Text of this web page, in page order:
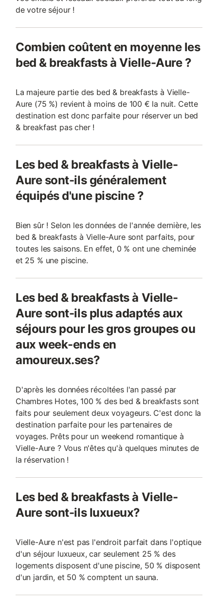
de votre séjour !
Combien coûtent en moyenne les
bed & breakfasts à Vielle-Aure ?
La majeure partie des bed & breakfasts à Vielle-
Aure (75 %) revient à moins de 100 € la nuit. Cette
destination est donc parfaite pour réserver un bed
& breakfast pas cher !
Les bed & breakfasts à Vielle-
Aure sont-ils généralement
équipés d'une piscine ?
Bien sûr ! Selon les données de l'année dernière, les
bed & breakfasts à Vielle-Aure sont parfaits, pour
toutes les saisons. En effet, 0 % ont une cheminée
et 25 % une piscine.
Les bed & breakfasts à Vielle-
Aure sont-ils plus adaptés aux
séjours pour les gros groupes ou
aux week-ends en
amoureux.ses?
D'après les données récoltées l'an passé par
Chambres Hotes, 100 % des bed & breakfasts sont
faits pour seulement deux voyageurs. C'est donc la
destination parfaite pour les partenaires de
voyages. Prêts pour un weekend romantique à
Vielle-Aure ? Vous n'êtes qu'à quelques minutes de
la réservation !
Les bed & breakfasts à Vielle-
Aure sont-ils luxueux?
Vielle-Aure n'est pas l'endroit parfait dans l'optique
d'un séjour luxueux, car seulement 25 % des
logements disposent d'une piscine, 50 % disposent
d'un jardin, et 50 % comptent un sauna.